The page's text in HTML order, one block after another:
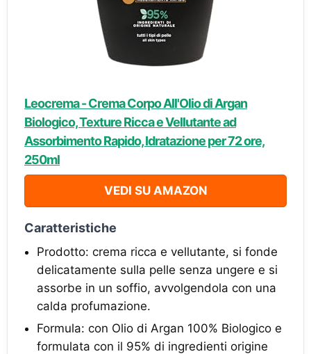
Leocrema - Crema Corpo All'Olio di Argan
Biologico, Texture Ricca e Vellutante ad
Assorbimento Rapido, Idratazione per 72 ore,
250ml
VEDI SU AMAZON
Caratteristiche
Prodotto: crema ricca e vellutante, si fonde
delicatamente sulla pelle senza ungere e si
assorbe in un soffio, avvolgendola con una
calda profumazione.
Formula: con Olio di Argan 100% Biologico e
formulata con il 95% di ingredienti origine